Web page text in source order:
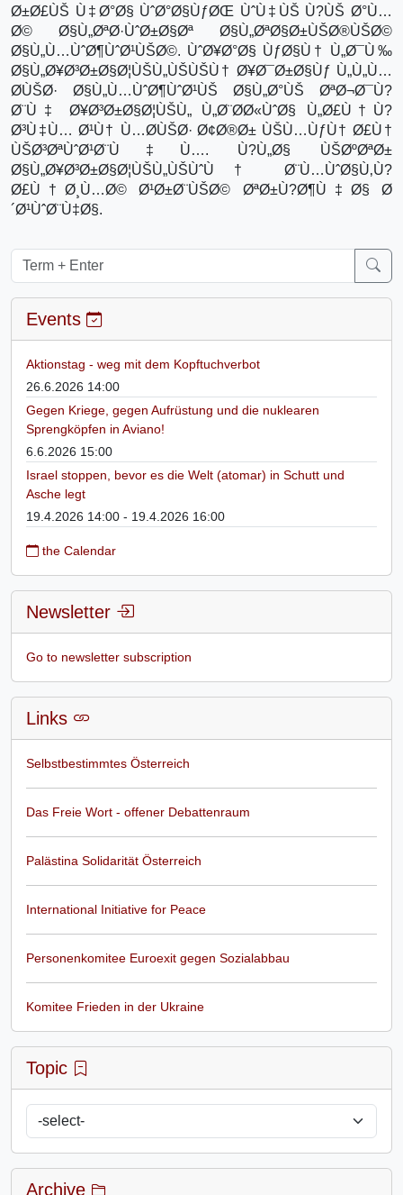
Ø±Ø£ÙŠ Ù‡Ø°Ø§ ÙˆØ°Ø§ÙƒØŒ ÙˆÙ‡ÙŠ Ù?ÙŠ Ø°Ù…
Ø© Ø§Ù„ØªØ·ÙˆØ±Ø§Øª Ø§Ù„ØªØ§Ø±ÙŠØ®ÙŠØ©
Ø§Ù„Ù…ÙˆØ¶ÙˆØ¹ÙŠØ©. ÙˆØ¥Ø°Ø§ ÙƒØ§Ù† Ù„Ø¯Ù‰
Ø§Ù„Ø¥Ø³Ø±Ø§Ø¦ÙŠÙ„ÙŠÙŠÙ† Ø¥Ø¯Ø±Ø§Ùƒ Ù„Ù„Ù…
Ø­ÙŠØ· Ø§Ù„Ù…ÙˆØ¶ÙˆØ¹ÙŠ Ø§Ù„Ø°ÙŠ ØªØ¬Ø¯Ù?
Ø¨Ù‡ Ø¥Ø³Ø±Ø§Ø¦ÙŠÙ„ Ù„Ø¨Ø­Ø«ÙˆØ§ Ù„Ø£Ù†Ù?
Ø³Ù‡Ù… Ø¹Ù† Ù…Ø­ÙŠØ· Ø¢Ø®Ø± ÙŠÙ…ÙƒÙ† Ø£Ù†
ÙŠØ³ØªÙˆØ¹Ø¨Ù‡Ù…. Ù?Ù„Ø§ ÙŠØºØªØ±
Ø§Ù„Ø¥Ø³Ø±Ø§Ø¦ÙŠÙ„ÙŠÙˆÙ† Ø¨Ù…ÙˆØ§Ù‚Ù?
Ø£Ù†Ø¸Ù…Ø© Ø¹Ø±Ø¨ÙŠØ© ØªØ±Ù?Ø¶Ù‡Ø§ Ø
´Ø¹ÙˆØ¨Ù‡Ø§.
Events
Aktionstag - weg mit dem Kopftuchverbot
26.6.2026 14:00
Gegen Kriege, gegen Aufrüstung und die nuklearen
Sprengköpfen in Aviano!
6.6.2026 15:00
Israel stoppen, bevor es die Welt (atomar) in Schutt und
Asche legt
19.4.2026 14:00 - 19.4.2026 16:00
the Calendar
Newsletter
Go to newsletter subscription
Links
Selbstbestimmtes Österreich
Das Freie Wort - offener Debattenraum
Palästina Solidarität Österreich
International Initiative for Peace
Personenkomitee Euroexit gegen Sozialabbau
Komitee Frieden in der Ukraine
Topic
Archive